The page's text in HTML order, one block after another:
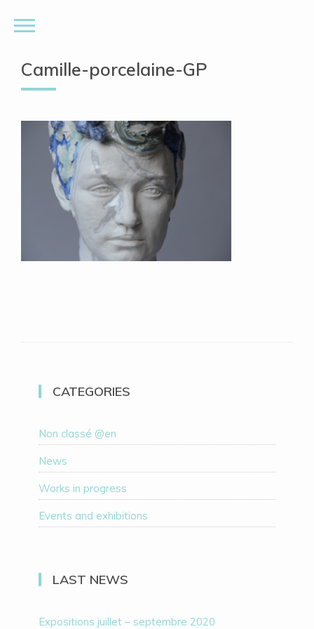
Camille-porcelaine-GP
CATEGORIES
Non classé @en
News
Works in progress
Events and exhibitions
LAST NEWS
Expositions juillet – septembre 2020